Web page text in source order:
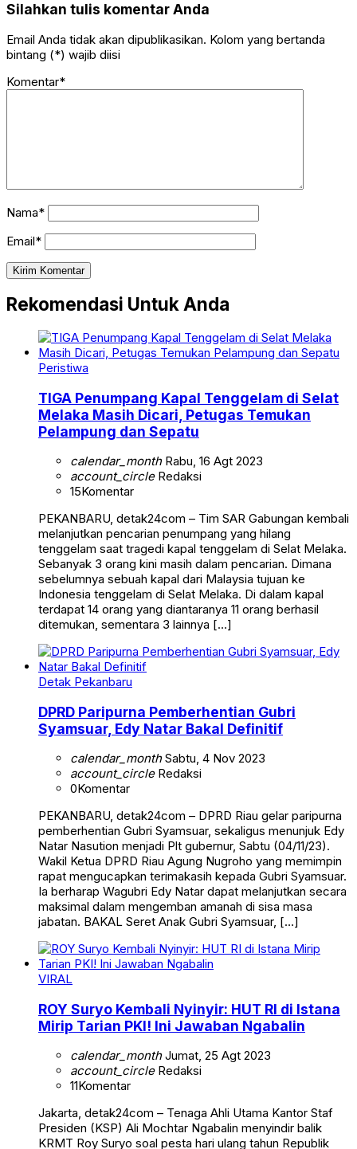
Silahkan tulis komentar Anda
Email Anda tidak akan dipublikasikan. Kolom yang bertanda
bintang (*) wajib diisi
Komentar*
Nama*
Email*
Rekomendasi Untuk Anda
Peristiwa
TIGA Penumpang Kapal Tenggelam di Selat
Melaka Masih Dicari, Petugas Temukan
Pelampung dan Sepatu
calendar_monthRabu, 16 Agt 2023
account_circleRedaksi
15Komentar
PEKANBARU, detak24com – Tim SAR Gabungan kembali
melanjutkan pencarian penumpang yang hilang
tenggelam saat tragedi kapal tenggelam di Selat Melaka.
Sebanyak 3 orang kini masih dalam pencarian. Dimana
sebelumnya sebuah kapal dari Malaysia tujuan ke
Indonesia tenggelam di Selat Melaka. Di dalam kapal
terdapat 14 orang yang diantaranya 11 orang berhasil
ditemukan, sementara 3 lainnya […]
Detak Pekanbaru
DPRD Paripurna Pemberhentian Gubri
Syamsuar, Edy Natar Bakal Definitif
calendar_monthSabtu, 4 Nov 2023
account_circleRedaksi
0Komentar
PEKANBARU, detak24com – DPRD Riau gelar paripurna
pemberhentian Gubri Syamsuar, sekaligus menunjuk Edy
Natar Nasution menjadi Plt gubernur, Sabtu (04/11/23).
Wakil Ketua DPRD Riau Agung Nugroho yang memimpin
rapat mengucapkan terimakasih kepada Gubri Syamsuar.
Ia berharap Wagubri Edy Natar dapat melanjutkan secara
maksimal dalam mengemban amanah di sisa masa
jabatan. BAKAL Seret Anak Gubri Syamsuar, […]
VIRAL
ROY Suryo Kembali Nyinyir: HUT RI di Istana
Mirip Tarian PKI! Ini Jawaban Ngabalin
calendar_monthJumat, 25 Agt 2023
account_circleRedaksi
11Komentar
Jakarta, detak24com – Tenaga Ahli Utama Kantor Staf
Presiden (KSP) Ali Mochtar Ngabalin menyindir balik
KRMT Roy Suryo soal pesta hari ulang tahun Republik